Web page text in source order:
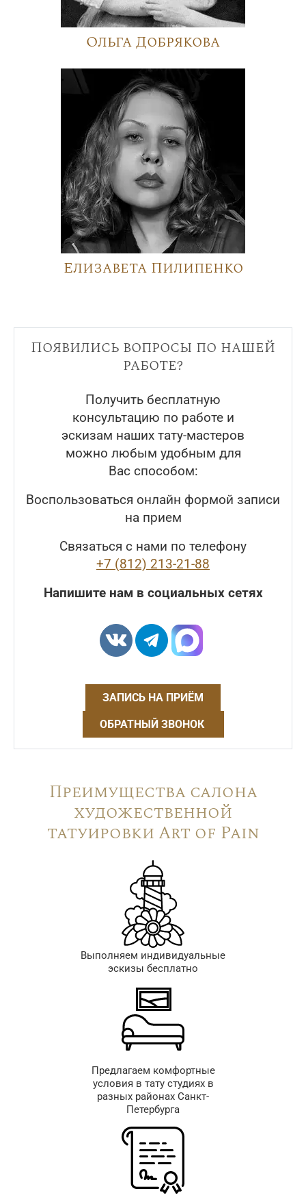
Ольга Добрякова
Елизавета Пилипенко
Появились вопросы по нашей
работе?
Получить бесплатную
консультацию по работе и
эскизам наших тату-мастеров
можно любым удобным для
Вас способом:
Воспользоваться онлайн формой записи
на прием
Связаться с нами по телефону
+7 (812) 213-21-88
Напишите нам в социальных сетях
ЗАПИСЬ НА ПРИЁМ
ОБРАТНЫЙ ЗВОНОК
Преимущества салона
художественной
татуировки Art of Pain
Выполняем индивидуальные
эскизы бесплатно
Предлагаем комфортные
условия в тату студиях в
разных районах Санкт-
Петербурга